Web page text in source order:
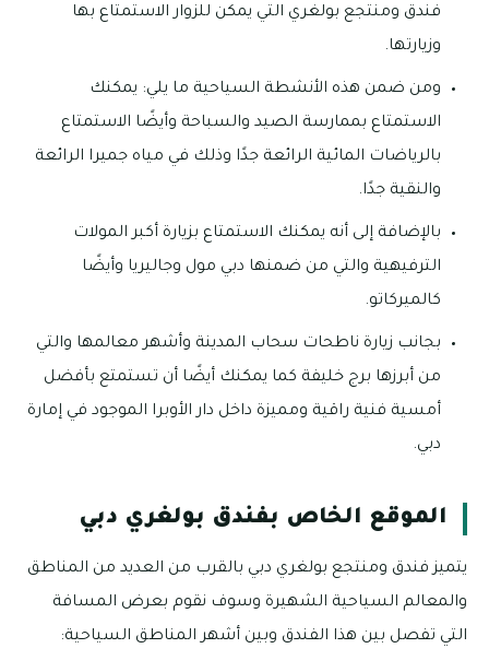
فندق ومنتجع بولغري التي يمكن للزوار الاستمتاع بها
وزيارتها.
ومن ضمن هذه الأنشطة السياحية ما يلي: يمكنك
الاستمتاع بممارسة الصيد والسباحة وأيضًا الاستمتاع
بالرياضات المائية الرائعة جدًا وذلك في مياه جميرا الرائعة
والنقية جدًا.
بالإضافة إلى أنه يمكنك الاستمتاع بزيارة أكبر المولات
الترفيهية والتي من ضمنها دبي مول وجاليريا وأيضًا
كالميركاتو.
بجانب زيارة ناطحات سحاب المدينة وأشهر معالمها والتي
من أبرزها برج خليفة كما يمكنك أيضًا أن تستمتع بأفضل
أمسية فنية راقية ومميزة داخل دار الأوبرا الموجود في إمارة
دبي.
الموقع الخاص بفندق بولغري دبي
يتميز فندق ومنتجع بولغري دبي بالقرب من العديد من المناطق
والمعالم السياحية الشهيرة وسوف نقوم بعرض المسافة
التي تفصل بين هذا الفندق وبين أشهر المناطق السياحية: